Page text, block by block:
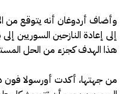
وأضاف أردوغان أنه يتوقع من
إلى إعادة النازحين السوريين
هذا الهدف كجزء من الحل
من جهتها، أكدت أورسولا فون